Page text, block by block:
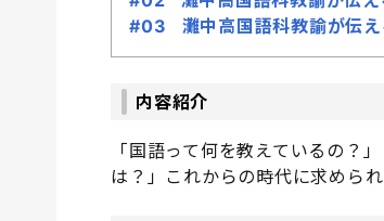
#03 灘中高国語科教諭が伝え
内容紹介
「国語って何を教えているの？
は？」これからの時代に求めら